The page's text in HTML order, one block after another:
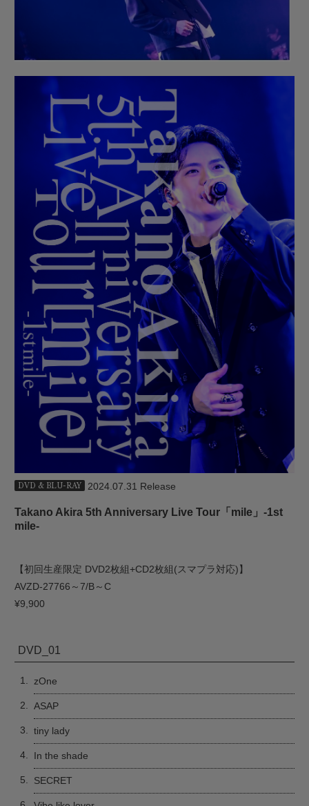
DVD & BLU-RAY 2024.07.31 Release
Takano Akira 5th Anniversary Live Tour「mile」-1st
mile-
【初回生産限定 DVD2枚組+CD2枚組(スマプラ対応)】
AVZD-27766～7/B～C
¥9,900
DVD_01
1. zOne
2. ASAP
3. tiny lady
4. In the shade
5. SECRET